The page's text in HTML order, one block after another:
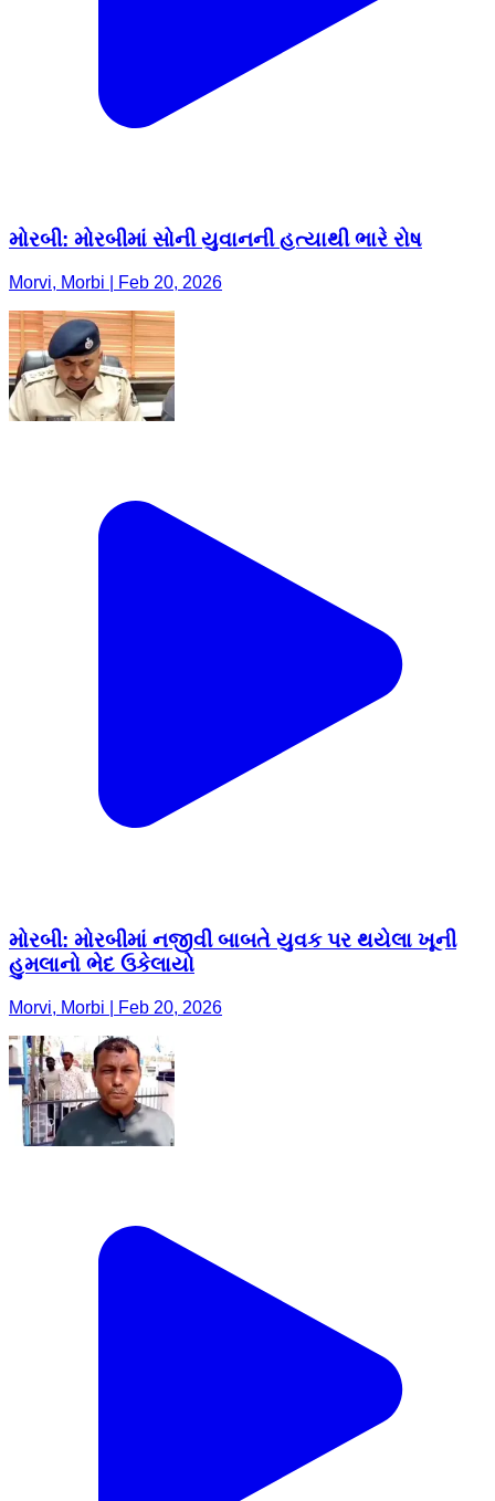
મોરબી: મોરબીમાં સોની યુવાનની હત્યાથી ભારે રોષ
Morvi, Morbi | Feb 20, 2026
મોરબી: મોરબીમાં નજીવી બાબતે યુવક પર થયેલા ખૂની
હુમલાનો ભેદ ઉકેલાયો
Morvi, Morbi | Feb 20, 2026